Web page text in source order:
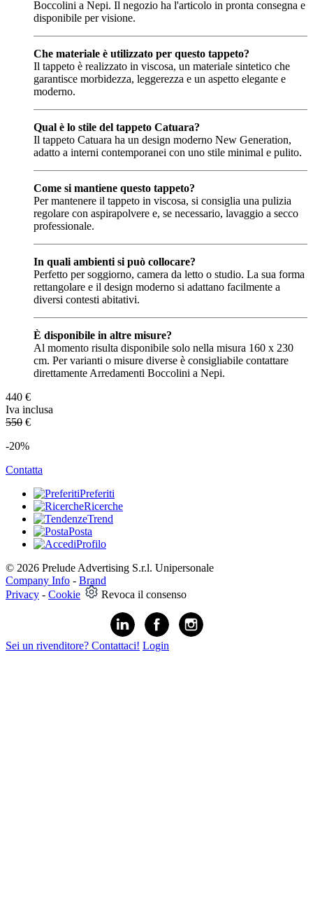
Boccolini a Nepi. Il negozio ha l'articolo in pronta consegna e
disponibile per visione.
Che materiale è utilizzato per questo tappeto?
Il tappeto è realizzato in viscosa, un materiale sintetico che
garantisce morbidezza, leggerezza e un aspetto elegante e
moderno.
Qual è lo stile del tappeto Catuara?
Il tappeto Catuara ha un design moderno New Generation,
adatto a interni contemporanei con uno stile minimal e pulito.
Come si mantiene questo tappeto?
Per mantenere il tappeto in viscosa, si consiglia una pulizia
regolare con aspirapolvere e, se necessario, lavaggio a secco
professionale.
In quali ambienti si può collocare?
Perfetto per soggiorno, camera da letto o studio. La sua forma
rettangolare e il design moderno si adattano facilmente a
diversi contesti abitativi.
È disponibile in altre misure?
Al momento risulta disponibile solo nella misura 160 x 230
cm. Per varianti o misure diverse è consigliabile contattare
direttamente Arredamenti Boccolini a Nepi.
440 €
Iva inclusa
550 €
-20%
Contatta
Preferiti
Ricerche
Trend
Posta
Profilo
© 2026 Prelude Advertising S.r.l. Unipersonale
Company Info - Brand
Privacy - Cookie Revoca il consenso
Sei un rivenditore? Contattaci! Login